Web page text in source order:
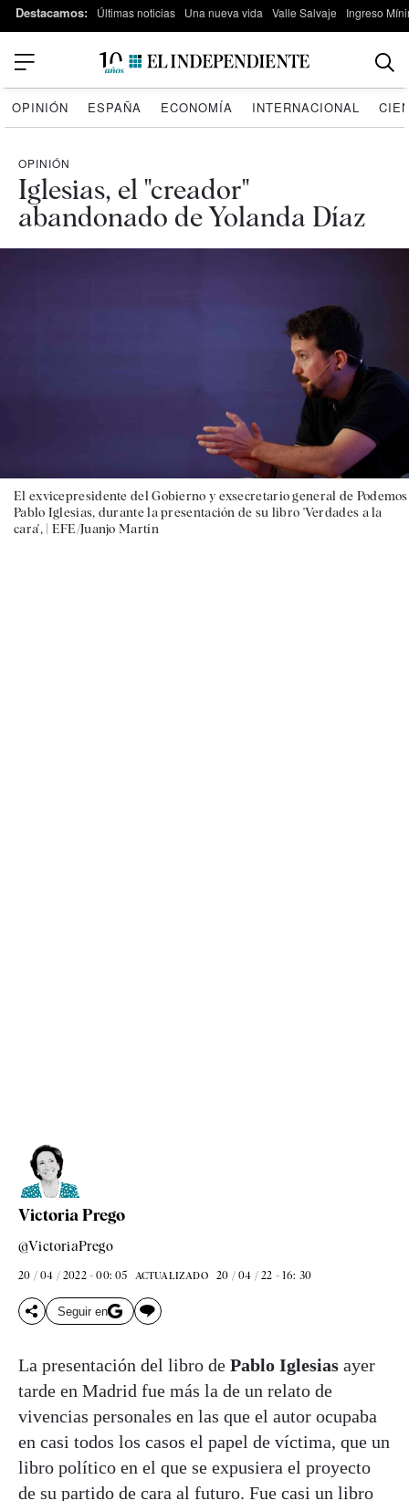
Destacamos: Últimas noticias Una nueva vida Valle Salvaje Ingreso
OPINIÓN ESPAÑA ECONOMÍA INTERNACIONAL
OPINIÓN
Iglesias, el "creador"
abandonado de Yolanda Díaz
El exvicepresidente del Gobierno y exsecretario general de Podemos
Pablo Iglesias, durante la presentación de su libro 'Verdades a la
cara', | EFE/Juanjo Martín
Victoria Prego
@VictoriaPrego
20 / 04 / 2022 - 00: 05 ACTUALIZADO 20 / 04 / 22 - 16: 30
Seguir en
La presentación del libro de Pablo Iglesias ayer
tarde en Madrid fue más la de un relato de
vivencias personales en las que el autor ocupaba
en casi todos los casos el papel de víctima, que un
libro político en el que se expusiera el proyecto
de su partido de cara al futuro. Fue casi un libro